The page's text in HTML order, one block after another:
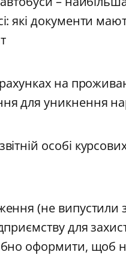
які документи
на
для уникнення
особі
(не випустили
для
оформити, щоб